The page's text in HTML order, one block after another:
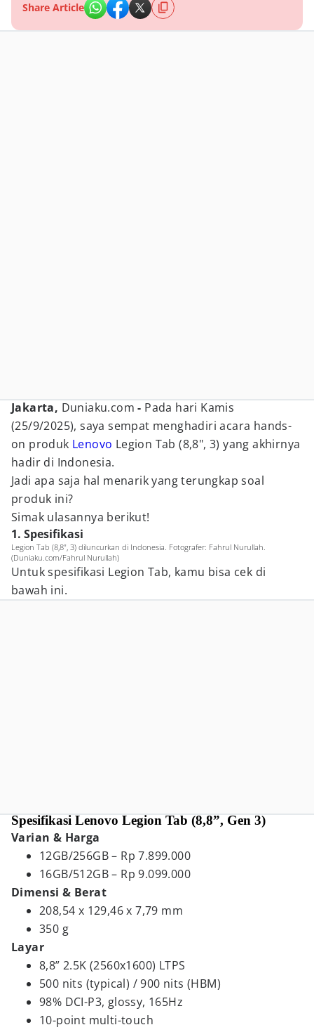
Share Article
Jakarta, Duniaku.com - Pada hari Kamis
(25/9/2025), saya sempat menghadiri acara hands-
on produk Lenovo Legion Tab (8,8", 3) yang akhirnya
hadir di Indonesia.
Jadi apa saja hal menarik yang terungkap soal
produk ini?
Simak ulasannya berikut!
1. Spesifikasi
Legion Tab (8,8", 3) diluncurkan di Indonesia. Fotografer: Fahrul Nurullah.
(Duniaku.com/Fahrul Nurullah)
Untuk spesifikasi Legion Tab, kamu bisa cek di
bawah ini.
Spesifikasi Lenovo Legion Tab (8,8”, Gen 3)
Varian & Harga
12GB/256GB – Rp 7.899.000
16GB/512GB – Rp 9.099.000
Dimensi & Berat
208,54 x 129,46 x 7,79 mm
350 g
Layar
8,8” 2.5K (2560x1600) LTPS
500 nits (typical) / 900 nits (HBM)
98% DCI-P3, glossy, 165Hz
10-point multi-touch